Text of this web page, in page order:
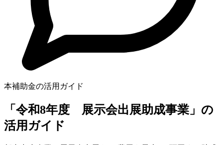
本補助金の活用ガイド
「令和8年度 展示会出展助成事業」の
活用ガイド